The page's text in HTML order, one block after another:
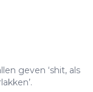
geven ‘shit, als